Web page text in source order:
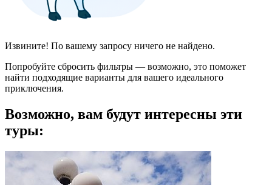
Извините! По вашему запросу ничего не найдено.
Попробуйте сбросить фильтры — возможно, это поможет
найти подходящие варианты для вашего идеального
приключения.
Возможно, вам будут интересны эти
туры: